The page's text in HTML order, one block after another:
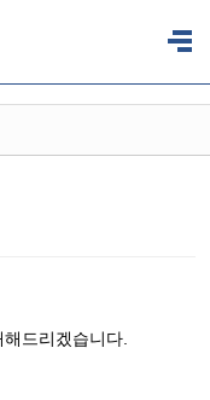
드리겠습니다.